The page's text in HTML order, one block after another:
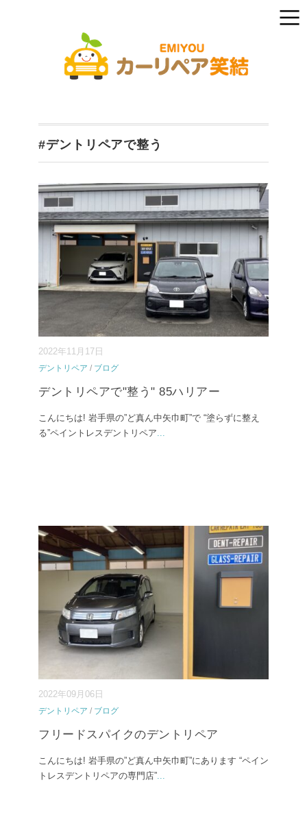
#デントリペアで整う
2022年11月17日
デントリペア / ブログ
デントリペアで"整う" 85ハリアー
こんにちは! 岩手県の”ど真ん中矢巾町”で “塗らずに整え
る”ペイントレスデントリペア...
2022年09月06日
デントリペア / ブログ
フリードスパイクのデントリペア
こんにちは! 岩手県の”ど真ん中矢巾町”にあります “ペイン
トレスデントリペアの専門店”...